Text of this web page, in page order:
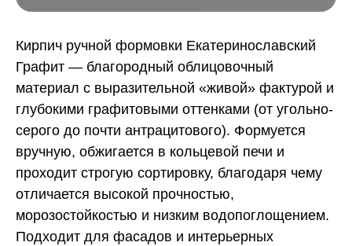
Кирпич ручной формовки Екатеринославский
Графит — благородный облицовочный
материал с выразительной «живой» фактурой и
глубокими графитовыми оттенками (от угольно-
серого до почти антрацитового). Формуется
вручную, обжигается в кольцевой печи и
проходит строгую сортировку, благодаря чему
отличается высокой прочностью,
морозостойкостью и низким водопоглощением.
Подходит для фасадов и интерьерных